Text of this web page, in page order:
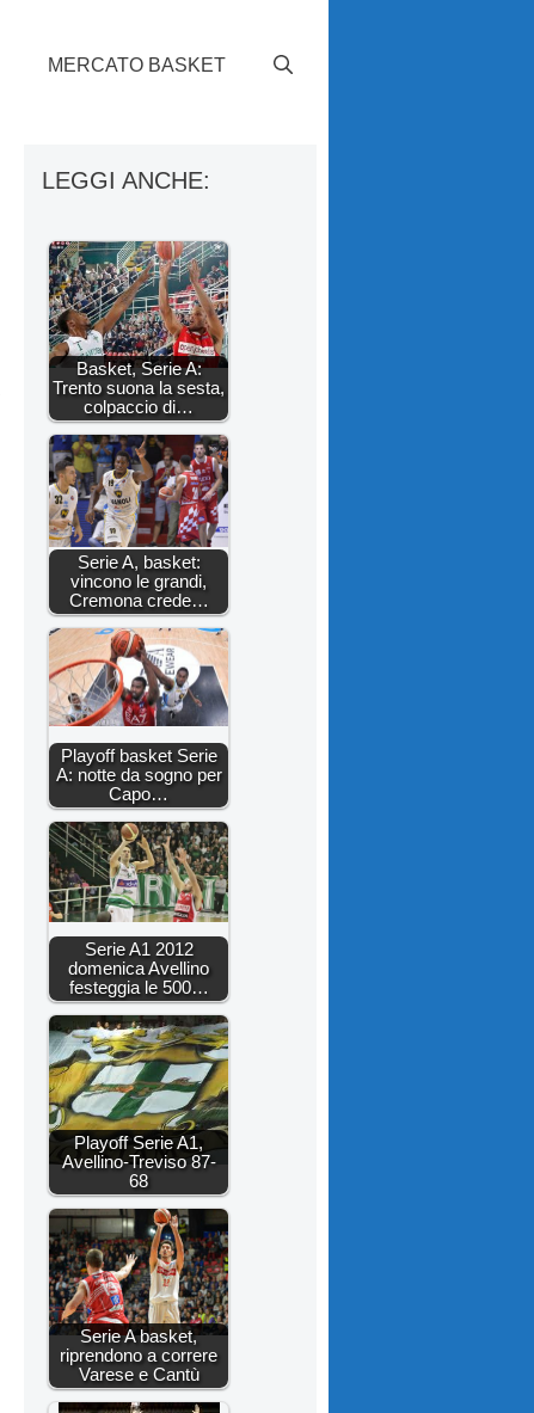
MERCATO BASKET
LEGGI ANCHE:
Basket, Serie A:
Trento suona la sesta,
colpaccio di…
Serie A, basket:
vincono le grandi,
Cremona crede…
Playoff basket Serie
A: notte da sogno per
Capo…
Serie A1 2012
domenica Avellino
festeggia le 500…
Playoff Serie A1,
Avellino-Treviso 87-
68
Serie A basket,
riprendono a correre
Varese e Cantù